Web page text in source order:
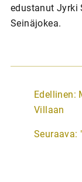
edustanut Jyrki
Seinäjokea.
A
r
i
Edellinen:
Villaan
Seuraava: